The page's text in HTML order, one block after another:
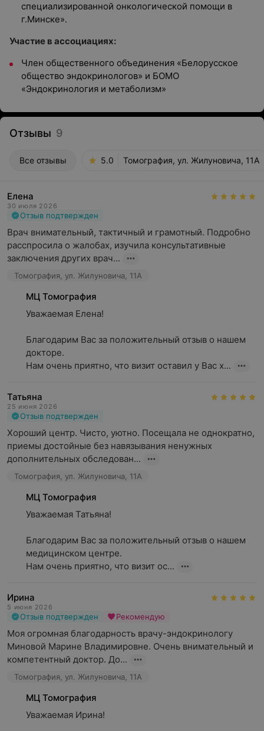
специализированной онкологической помощи в
г.Минске».
Участие в ассоциациях:
Член общественного объединения «Белорусское
общество эндокринологов» и БОМО
«Эндокринология и метаболизм»
Отзывы 9
Все отзывы 5.0 Томография, ул. Жилуновича, 11А
Елена
30 июля 2026
Отзыв подтвержден
Врач внимательный, тактичный и грамотный. Подробно
расспросила о жалобах, изучила консультативные
заключения других врач...
Томография, ул. Жилуновича, 11А
МЦ Томография
Уважаемая Елена!
Благодарим Вас за положительный отзыв о нашем
докторе.
Нам очень приятно, что визит оставил у Вас х...
Татьяна
25 июня 2026
Отзыв подтвержден
Хороший центр. Чисто, уютно. Посещала не однократно,
приемы достойные без навязывания ненужных
дополнительных обследован...
Томография, ул. Жилуновича, 11А
МЦ Томография
Уважаемая Татьяна!
Благодарим Вас за положительный отзыв о нашем
медицинском центре.
Нам очень приятно, что визит ос...
Ирина
5 июня 2026
Отзыв подтвержден Рекомендую
Моя огромная благодарность врачу-эндокринологу
Миновой Марине Владимировне. Очень внимательный и
компетентный доктор. До...
Томография, ул. Жилуновича, 11А
МЦ Томография
Уважаемая Ирина!